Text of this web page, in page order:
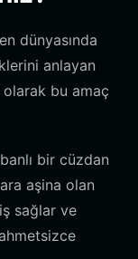
dünyasında
anlayan
bu amaç
bir cüzdan
aşina olan
sağlar ve